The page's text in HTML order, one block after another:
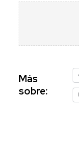
Más
sobre: